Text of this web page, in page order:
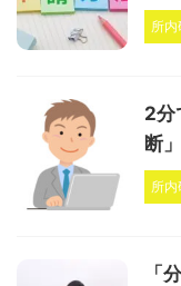
所
2分
断」
所
「